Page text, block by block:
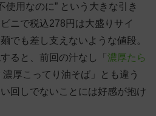
使用なのに” という大きな引き
ニで税込278円は大盛りサイ
でも差し支えないような値段。
ると、前回の汁なし「 濃厚たら
濃厚こってり油そば」とも違う
回しでないことには好感が抱け